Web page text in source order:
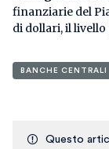
finanziarie del
di dollari, il livello
BANCHE CENTRALI
Questo